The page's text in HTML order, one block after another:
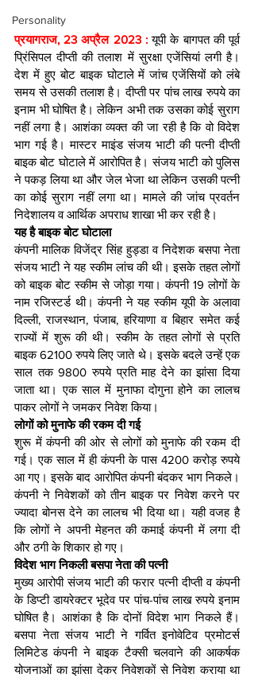
Personality
प्रयागराज, 23 अप्रैल 2023 : यूपी के बागपत की पूर्व
प्रिंसिपल दीप्ती की तलाश में सुरक्षा एजेंसियां लगी है।
देश में हुए बोट बाइक घोटाले में जांच एजेंसियों को लंबे
समय से उसकी तलाश है। दीप्ती पर पांच लाख रुपये का
इनाम भी घोषित है। लेकिन अभी तक उसका कोई सुराग
नहीं लगा है। आशंका व्यक्त की जा रही है कि वो विदेश
भाग गई है। मास्टर माइंड संजय भाटी की पत्नी दीप्ती
बाइक बोट घोटाले में आरोपित है। संजय भाटी को पुलिस
ने पकड़ लिया था और जेल भेजा था लेकिन उसकी पत्नी
का कोई सुराग नहीं लगा था। मामले की जांच प्रवर्तन
निदेशालय व आर्थिक अपराध शाखा भी कर रही है।
यह है बाइक बोट घोटाला
कंपनी मालिक विजेंद्र सिंह हुड्डा व निदेशक बसपा नेता
संजय भाटी ने यह स्कीम लांच की थी। इसके तहत लोगों
को बाइक बोट स्कीम से जोड़ा गया। कंपनी 19 लोगों के
नाम रजिस्टर्ड थी। कंपनी ने यह स्कीम यूपी के अलावा
दिल्ली, राजस्थान, पंजाब, हरियाणा व बिहार समेत कई
राज्यों में शुरू की थी। स्कीम के तहत लोगों से प्रति
बाइक 62100 रुपये लिए जाते थे। इसके बदले उन्हें एक
साल तक 9800 रुपये प्रति माह देने का झांसा दिया
जाता था। एक साल में मुनाफा दोगुना होने का लालच
पाकर लोगों ने जमकर निवेश किया।
लोगों को मुनाफे की रकम दी गई
शुरू में कंपनी की ओर से लोगों को मुनाफे की रकम दी
गई। एक साल में ही कंपनी के पास 4200 करोड़ रुपये
आ गए। इसके बाद आरोपित कंपनी बंदकर भाग निकले।
कंपनी ने निवेशकों को तीन बाइक पर निवेश करने पर
ज्यादा बोनस देने का लालच भी दिया था। यही वजह है
कि लोगों ने अपनी मेहनत की कमाई कंपनी में लगा दी
और ठगी के शिकार हो गए।
विदेश भाग निकली बसपा नेता की पत्नी
मुख्य आरोपी संजय भाटी की फरार पत्नी दीप्ती व कंपनी
के डिप्टी डायरेक्टर भूदेव पर पांच-पांच लाख रुपये इनाम
घोषित है। आशंका है कि दोनों विदेश भाग निकले हैं।
बसपा नेता संजय भाटी ने गर्वित इनोवेटिव प्रमोटर्स
लिमिटेड कंपनी ने बाइक टैक्सी चलवाने की आकर्षक
योजनाओं का झांसा देकर निवेशकों से निवेश कराया था